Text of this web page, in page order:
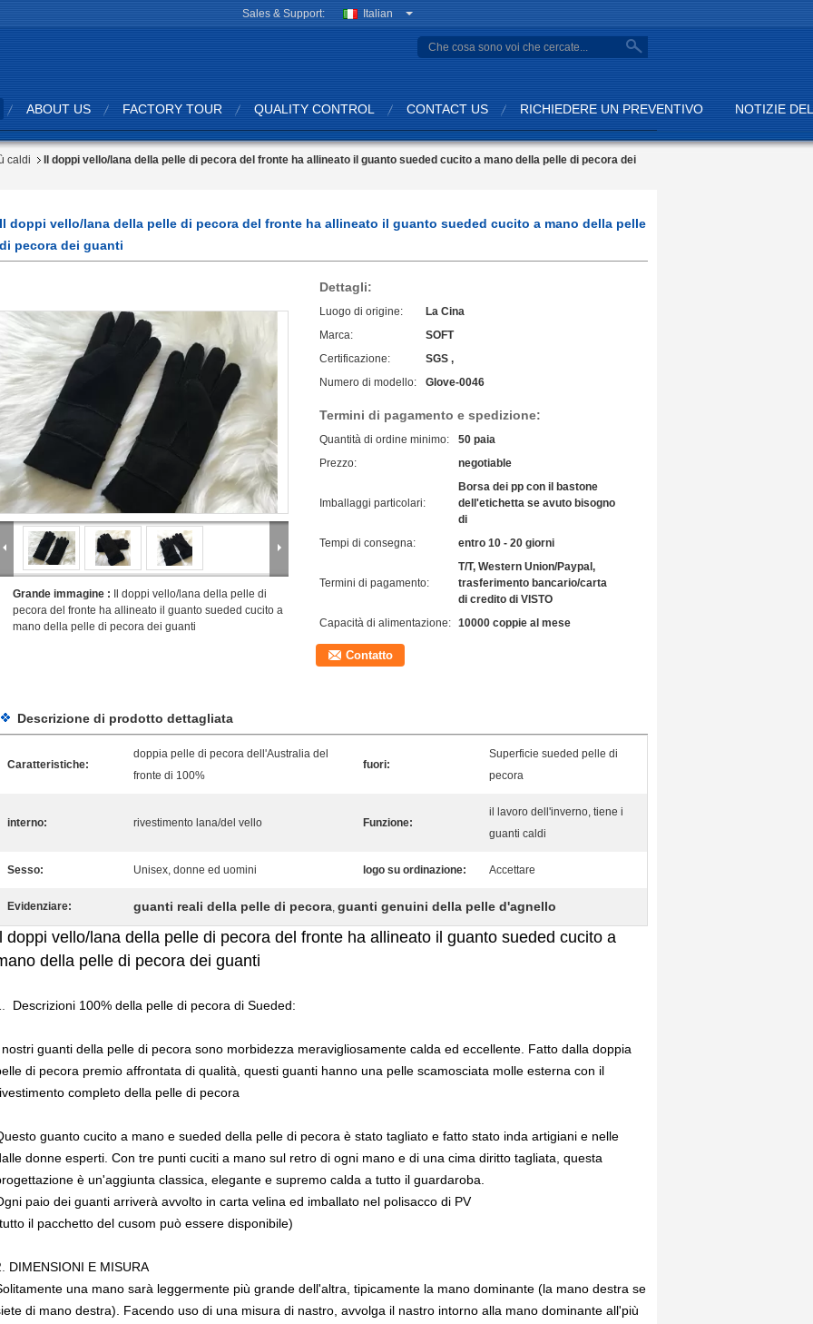
Sales & Support: Italian
search
ABOUT US FACTORY TOUR QUALITY CONTROL CONTACT US RICHIEDERE UN PREVENTIVO NOTIZIE
caldi Il doppi vello/lana della pelle di pecora del fronte ha allineato il guanto sueded cucito a mano della pelle di pecora dei
Il doppi vello/lana della pelle di pecora del fronte ha allineato il guanto sueded cucito a mano della pelle
di pecora dei guanti
Grande immagine :
Il doppi vello/lana della pelle di
pecora del fronte ha allineato il guanto sueded cucito a
mano della pelle di pecora dei guanti
Dettagli:
Luogo di origine:
La Cina
Marca:
SOFT
Certificazione:
SGS ,
Numero di modello:
Glove-0046
Termini di pagamento e spedizione:
Quantità di ordine minimo:
50 paia
Prezzo:
negotiable
Imballaggi particolari:
Borsa dei pp con il bastone
dell'etichetta se avuto bisogno
di
Tempi di consegna:
entro 10 - 20 giorni
Termini di pagamento:
T/T, Western Union/Paypal,
trasferimento bancario/carta
di credito di VISTO
Capacità di alimentazione: 10000 coppie al mese
Contatto
Descrizione di prodotto dettagliata
Caratteristiche:
doppia pelle di pecora dell'Australia del
fronte di 100%
fuori:
Superficie sueded pelle di
pecora
interno: rivestimento lana/del vello Funzione:
il lavoro dell'inverno, tiene i
guanti caldi
Sesso: Unisex, donne ed uomini logo su ordinazione: Accettare
Evidenziare: guanti reali della pelle di pecora, guanti genuini della pelle d'agnello
doppi vello/lana della pelle di pecora del fronte ha allineato il guanto sueded cucito a
della pelle di pecora dei guanti
Descrizioni 100% della pelle di pecora di Sueded:
guanti della pelle di pecora sono morbidezza meravigliosamente calda ed eccellente. Fatto dalla doppia
di pecora premio affrontata di qualità, questi guanti hanno una pelle scamosciata molle esterna con il
completo della pelle di pecora
guanto cucito a mano e sueded della pelle di pecora è stato tagliato e fatto stato inda artigiani e nelle
donne esperti. Con tre punti cuciti a mano sul retro di ogni mano e di una cima diritto tagliata, questa
è un'aggiunta classica, elegante e supremo calda a tutto il guardaroba.
paio dei guanti arriverà avvolto in carta velina ed imballato nel polisacco di PV
il pacchetto del cusom può essere disponibile)
DIMENSIONI E MISURA
una mano sarà leggermente più grande dell'altra, tipicamente la mano dominante (la mano destra se
di mano destra). Facendo uso di una misura di nastro, avvolga il nastro intorno alla mano dominante all'più